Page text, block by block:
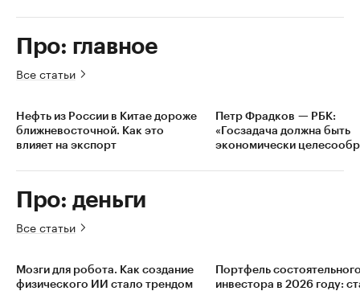
Про: главное
Все статьи
Нефть из России в Китае дороже
ближневосточной. Как это
влияет на экспорт
Петр Фрадков — РБК:
«Госзадача должна быть
экономически
Про: деньги
Все статьи
Мозги для робота. Как создание
физического ИИ стало трендом
Портфель
инвестора в 2026 году: